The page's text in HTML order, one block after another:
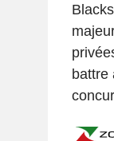
battre